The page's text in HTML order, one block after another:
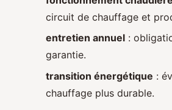
circuit de chauffage et
entretien annuel :
garantie.
transition énergétique :
chauffage plus durable.